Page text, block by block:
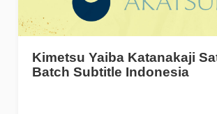
Kimetsu Yaiba Katanakaji
Batch Subtitle Indonesia